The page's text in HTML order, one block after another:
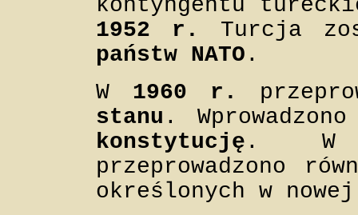
kontyngentu
1952 r.
Turcja
państw NATO .
W 1960 r.
stanu .
konstytucję . W
przeprowadzono
określonych w